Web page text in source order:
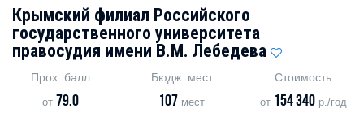
Крымский филиал Российского
государственного университета
правосудия имени В.М. Лебедева
Прох. балл
от 79.0
Бюдж. мест
107 мест
Стоимость
от 154 340р./год